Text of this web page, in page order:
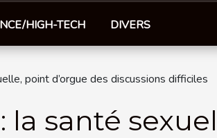
HIGH-TECH DIVERS
point d’orgue des discussions difficiles
santé